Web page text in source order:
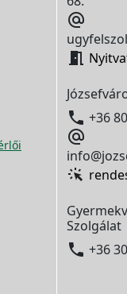


 +36

Szolgálat
 +36